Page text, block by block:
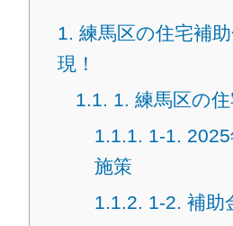
1.
練馬区の住宅補
現！
1.1.
1. 練馬区の
1.1.1.
1-1.
施策
1.1.2.
1-2. 補助